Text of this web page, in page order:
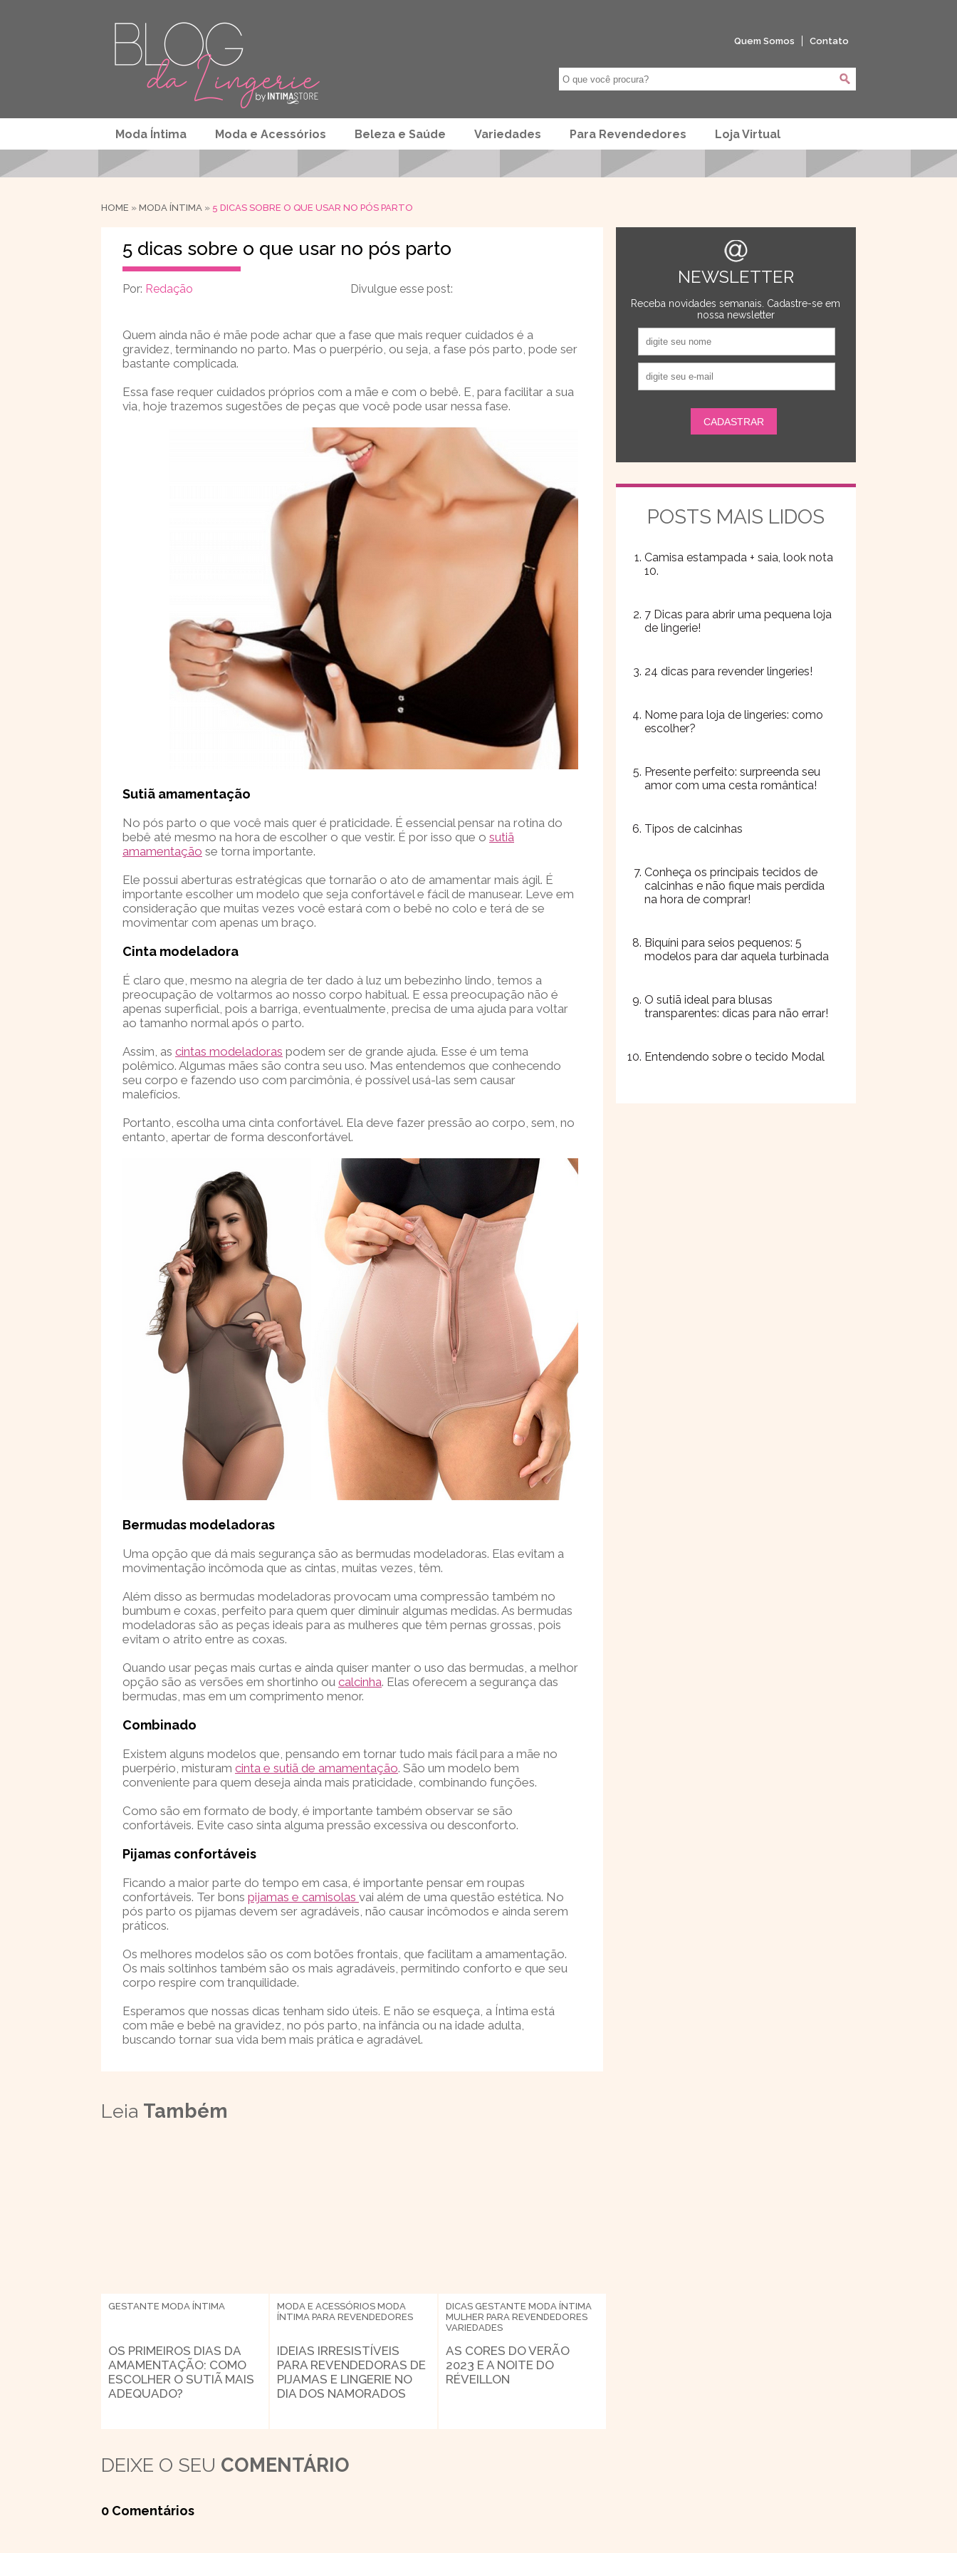
Quem Somos Contato
Moda Íntima Moda e Acessórios Beleza e Saúde Variedades Para Revendedores Loja Virtual
HOME » MODA ÍNTIMA » 5 DICAS SOBRE O QUE USAR NO PÓS PARTO
5 dicas sobre o que usar no pós parto
Por: Redação Divulgue esse post:
Quem ainda não é mãe pode achar que a fase que mais requer cuidados é a
gravidez, terminando no parto. Mas o puerpério, ou seja, a fase pós parto, pode ser
bastante complicada.
Essa fase requer cuidados próprios com a mãe e com o bebê. E, para facilitar a sua
via, hoje trazemos sugestões de peças que você pode usar nessa fase.
Sutiã amamentação
No pós parto o que você mais quer é praticidade. É essencial pensar na rotina do
bebê até mesmo na hora de escolher o que vestir. É por isso que o sutiã
amamentação se torna importante.
Ele possui aberturas estratégicas que tornarão o ato de amamentar mais ágil. É
importante escolher um modelo que seja confortável e fácil de manusear. Leve em
consideração que muitas vezes você estará com o bebê no colo e terá de se
movimentar com apenas um braço.
Cinta modeladora
É claro que, mesmo na alegria de ter dado à luz um bebezinho lindo, temos a
preocupação de voltarmos ao nosso corpo habitual. E essa preocupação não é
apenas superficial, pois a barriga, eventualmente, precisa de uma ajuda para voltar
ao tamanho normal após o parto.
Assim, as cintas modeladoras podem ser de grande ajuda. Esse é um tema
polêmico. Algumas mães são contra seu uso. Mas entendemos que conhecendo
seu corpo e fazendo uso com parcimônia, é possível usá-las sem causar
malefícios.
Portanto, escolha uma cinta confortável. Ela deve fazer pressão ao corpo, sem, no
entanto, apertar de forma desconfortável.
Bermudas modeladoras
Uma opção que dá mais segurança são as bermudas modeladoras. Elas evitam a
movimentação incômoda que as cintas, muitas vezes, têm.
Além disso as bermudas modeladoras provocam uma compressão também no
bumbum e coxas, perfeito para quem quer diminuir algumas medidas. As bermudas
modeladoras são as peças ideais para as mulheres que têm pernas grossas, pois
evitam o atrito entre as coxas.
Quando usar peças mais curtas e ainda quiser manter o uso das bermudas, a melhor
opção são as versões em shortinho ou calcinha. Elas oferecem a segurança das
bermudas, mas em um comprimento menor.
Combinado
Existem alguns modelos que, pensando em tornar tudo mais fácil para a mãe no
puerpério, misturam cinta e sutiã de amamentação. São um modelo bem
conveniente para quem deseja ainda mais praticidade, combinando funções.
Como são em formato de body, é importante também observar se são
confortáveis. Evite caso sinta alguma pressão excessiva ou desconforto.
Pijamas confortáveis
Ficando a maior parte do tempo em casa, é importante pensar em roupas
confortáveis. Ter bons pijamas e camisolas vai além de uma questão estética. No
pós parto os pijamas devem ser agradáveis, não causar incômodos e ainda serem
práticos.
Os melhores modelos são os com botões frontais, que facilitam a amamentação.
Os mais soltinhos também são os mais agradáveis, permitindo conforto e que seu
corpo respire com tranquilidade.
Esperamos que nossas dicas tenham sido úteis. E não se esqueça, a Íntima está
com mãe e bebê na gravidez, no pós parto, na infância ou na idade adulta,
buscando tornar sua vida bem mais prática e agradável.
Leia Também
GESTANTE MODA ÍNTIMA
OS PRIMEIROS DIAS DA
AMAMENTAÇÃO: COMO
ESCOLHER O SUTIÃ MAIS
ADEQUADO?
MODA E ACESSÓRIOS MODA
ÍNTIMA PARA REVENDEDORES
IDEIAS IRRESISTÍVEIS
PARA REVENDEDORAS DE
PIJAMAS E LINGERIE NO
DIA DOS NAMORADOS
DICAS GESTANTE MODA ÍNTIMA
MULHER PARA REVENDEDORES
VARIEDADES
AS CORES DO VERÃO
2023 E A NOITE DO
RÉVEILLON
DEIXE O SEU COMENTÁRIO
0 Comentários
NEWSLETTER
Receba novidades semanais. Cadastre-se em
nossa newsletter
POSTS MAIS LIDOS
Camisa estampada + saia, look nota
10.
7 Dicas para abrir uma pequena loja
de lingerie!
24 dicas para revender lingeries!
Nome para loja de lingeries: como
escolher?
Presente perfeito: surpreenda seu
amor com uma cesta romântica!
Tipos de calcinhas
Conheça os principais tecidos de
calcinhas e não fique mais perdida
na hora de comprar!
Biquíni para seios pequenos: 5
modelos para dar aquela turbinada
O sutiã ideal para blusas
transparentes: dicas para não errar!
Entendendo sobre o tecido Modal